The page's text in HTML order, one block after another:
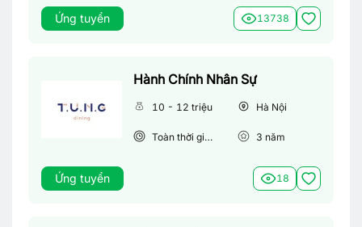
Ứng tuyển 13738
Hành Chính Nhân Sự
10 - 12 triệu Hà Nội
Toàn thời gian 3 năm
Ứng tuyển 18